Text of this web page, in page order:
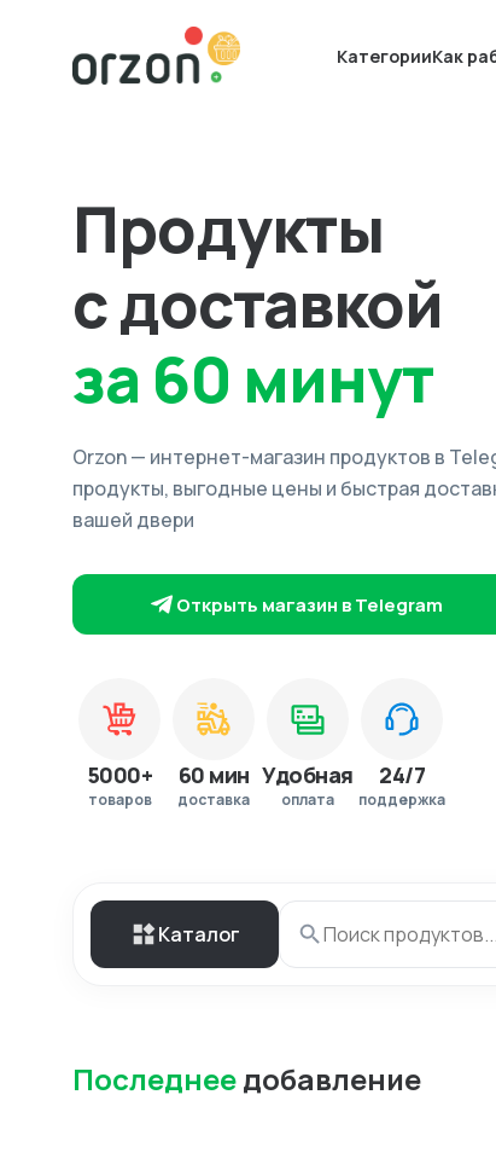
КатегорииКак
Продукты
с доставкой
за 60 минут
Orzon — интернет-магазин продуктов в
продукты, выгодные цены и быстрая
вашей двери
Открыть магазин в Telegram
5000+
товаров
60 мин
доставка
Удобная
оплата
24/7
поддержка
Каталог
Последнеедобавление